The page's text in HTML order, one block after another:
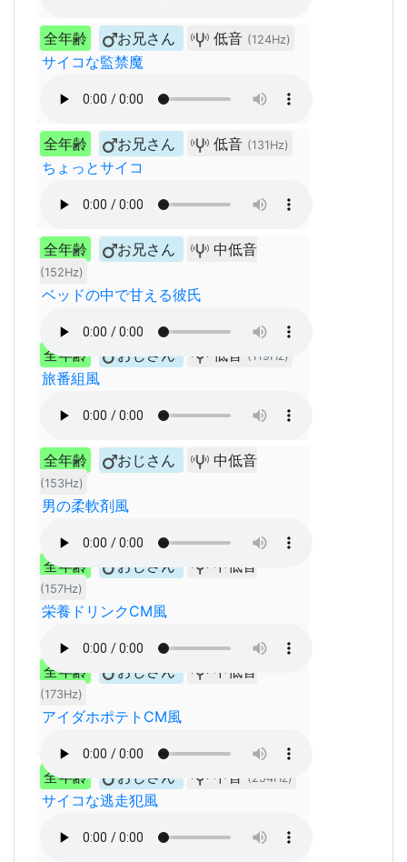
全年齢 お兄さん 低音 (124Hz)
サイコな監禁魔
全年齢 お兄さん 低音 (131Hz)
ちょっとサイコ
全年齢 お兄さん 中低音
(152Hz)
ベッドの中で甘える彼氏
全年齢 おじさん 低音 (119Hz)
旅番組風
全年齢 おじさん 中低音
(153Hz)
男の柔軟剤風
全年齢 おじさん 中低音
(157Hz)
栄養ドリンクCM風
全年齢 おじさん 中低音
(173Hz)
アイダホポテトCM風
全年齢 おじさん 中音 (254Hz)
サイコな逃走犯風